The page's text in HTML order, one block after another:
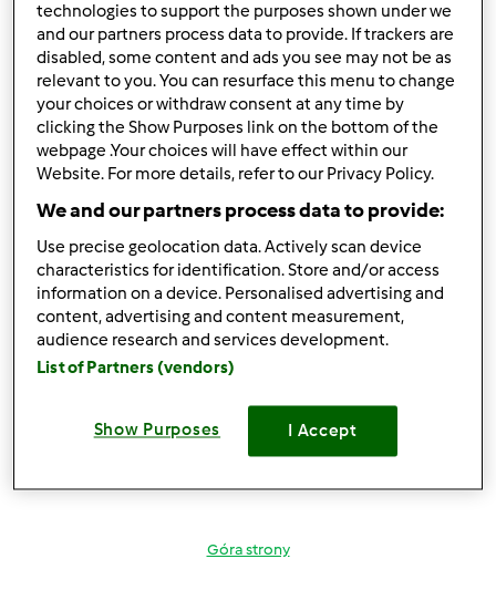
jagodzianka
(niezweryfikowany)
pt., 11/01/2013 - 20:20
Proszę ktoś może zna przepisy na potrawy z dyni ? Proszę
o możliwie szybką odpowiedź.Został mi miąż z dyni nie
wiem co z nim zrobić Pozdrowienia dla wszystkich
.Krystyna
Góra strony
technologies to support the purposes shown under we
and our partners process data to provide. If trackers are
disabled, some content and ads you see may not be as
relevant to you. You can resurface this menu to change
your choices or withdraw consent at any time by
clicking the Show Purposes link on the bottom of the
webpage .Your choices will have effect within our
Website. For more details, refer to our Privacy Policy.
We and our partners process data to provide:
Use precise geolocation data. Actively scan device
characteristics for identification. Store and/or access
information on a device. Personalised advertising and
content, advertising and content measurement,
audience research and services development.
List of Partners (vendors)
Show Purposes I Accept